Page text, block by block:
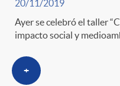
a
l
r
c
d
o
a
d
20/11/2019
Ayer se celebró el taller
impacto social y
+